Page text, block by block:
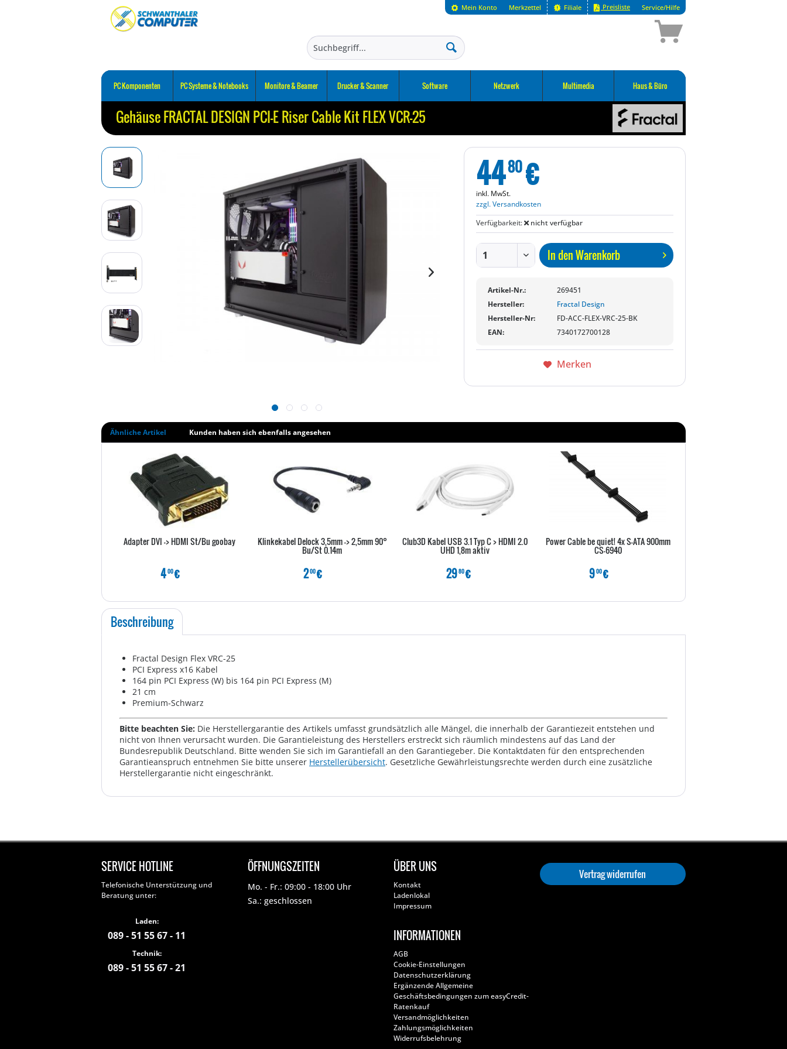
Mein Konto Merkzettel Filiale Preisliste Service/Hilfe
PC Komponenten PC Systeme & Notebooks Monitore & Beamer Drucker & Scanner Software Netzwerk Multimedia Haus & Büro
Gehäuse FRACTAL DESIGN PCI-E Riser Cable Kit FLEX VCR-25
4480€
inkl. MwSt.
zzgl. Versandkosten
Verfügbarkeit:
nicht verfügbar
In denWarenkorb
Artikel-Nr.:
269451
Hersteller:
Fractal Design
Hersteller-Nr:
FD-ACC-FLEX-VRC-25-BK
EAN:
7340172700128
Merken
Ähnliche Artikel Kunden haben sich ebenfalls angesehen
Adapter DVI -> HDMI St/Bu goobay
400€
Klinkekabel Delock 3,5mm -> 2,5mm 90°
Bu/St 0.14m
200€
Club3D Kabel USB 3.1 Typ C > HDMI 2.0
UHD 1,8m aktiv
2980€
Power Cable be quiet! 4x S-ATA 900mm
CS-6940
900€
Beschreibung
Fractal Design Flex VRC-25
PCI Express x16 Kabel
164 pin PCI Express (W) bis 164 pin PCI Express (M)
21 cm
Premium-Schwarz
Bitte beachten Sie: Die Herstellergarantie des Artikels umfasst grundsätzlich alle Mängel, die innerhalb der Garantiezeit entstehen und
nicht von Ihnen verursacht wurden. Die Garantieleistung des Herstellers erstreckt sich räumlich mindestens auf das Land der
Bundesrepublik Deutschland. Bitte wenden Sie sich im Garantiefall an den Garantiegeber. Die Kontaktdaten für den entsprechenden
Garantieanspruch entnehmen Sie bitte unserer Herstellerübersicht. Gesetzliche Gewährleistungsrechte werden durch eine zusätzliche
Herstellergarantie nicht eingeschränkt.
SERVICE HOTLINE
Telefonische Unterstützung und
Beratung unter:
Laden:
089 - 51 55 67 - 11
Technik:
089 - 51 55 67 - 21
ÖFFNUNGSZEITEN
Mo. - Fr.: 09:00 - 18:00 Uhr
Sa.: geschlossen
ÜBER UNS
Kontakt
Ladenlokal
Impressum
INFORMATIONEN
AGB
Cookie-Einstellungen
Datenschutzerklärung
Ergänzende Allgemeine
Geschäftsbedingungen zum easyCredit-
Ratenkauf
Versandmöglichkeiten
Zahlungsmöglichkeiten
Widerrufsbelehrung
Vertrag widerrufen